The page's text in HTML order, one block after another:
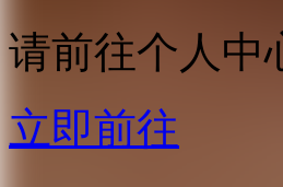
请前往个人中
立即前往